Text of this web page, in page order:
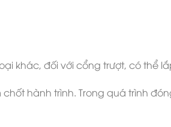
khác, đối với cổng trượt, có thể
chốt hành trình. Trong quá trình